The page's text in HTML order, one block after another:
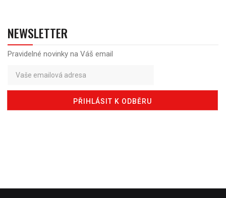
NEWSLETTER
Pravidelné novinky na Váš email